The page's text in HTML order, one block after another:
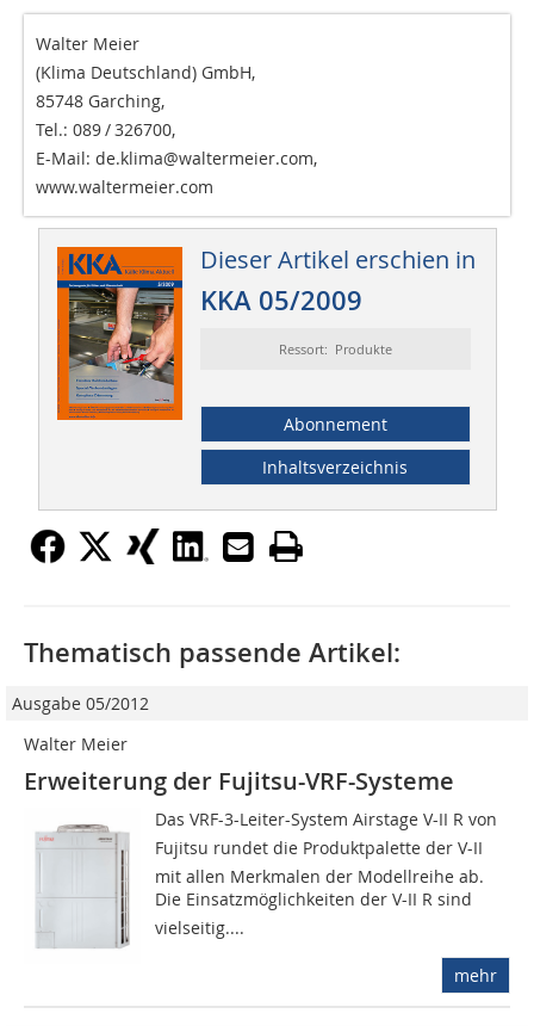
Walter Meier
(Klima Deutschland) GmbH,
85748 Garching,
Tel.: 089 / 326700,
E-Mail: de.klima@waltermeier.com,
www.waltermeier.com
Dieser Artikel erschien in
KKA 05/2009
Ressort: Produkte
Abonnement
Inhaltsverzeichnis
Thematisch passende Artikel:
Ausgabe 05/2012
Walter Meier
Erweiterung der Fujitsu-VRF-Systeme
Das VRF-3-Leiter-System Air­stage V-II R von
Fujitsu rundet die Produktpalette der V-II
mit allen Merkmalen der Modellreihe ab.
Die Einsatzmöglichkeiten der V-II R sind
vielseitig....
mehr